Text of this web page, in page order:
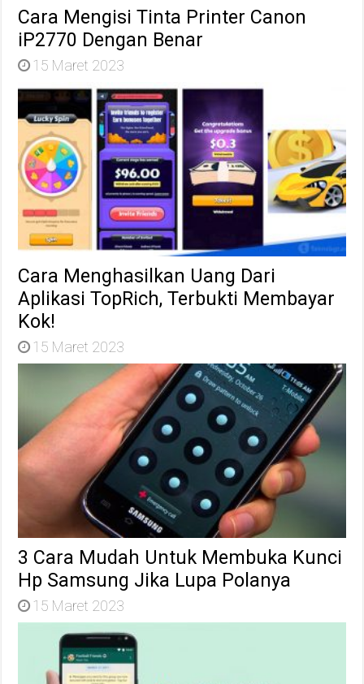
Cara Mengisi Tinta Printer Canon
iP2770 Dengan Benar
15 Maret 2023
Cara Menghasilkan Uang Dari
Aplikasi TopRich, Terbukti Membayar
Kok!
15 Maret 2023
3 Cara Mudah Untuk Membuka Kunci
Hp Samsung Jika Lupa Polanya
15 Maret 2023